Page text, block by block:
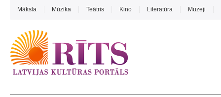
Māksla Mūzika Teātris Kino Literatūra Muzeji